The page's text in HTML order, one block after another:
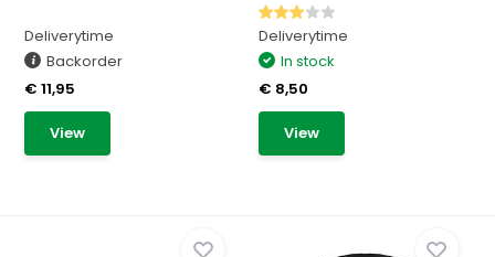
Deliverytime
Backorder
€ 11,95
View
Deliverytime
In stock
€ 8,50
View